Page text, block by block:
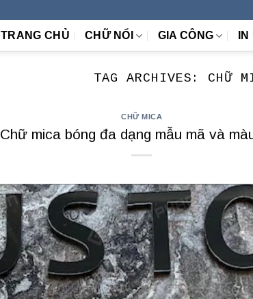
TRANG CHỦ CHỮ NỔI GIA CÔNG
TAG ARCHIVES: CHỮ
CHỮ MICA
Chữ mica bóng đa dạng mẫu mã và